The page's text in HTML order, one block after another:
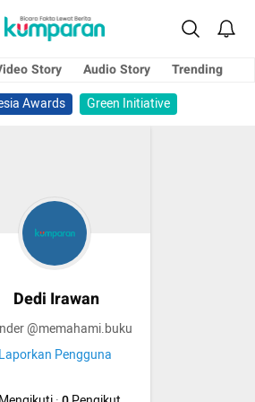
Story Audio Story
Trending
Awards
Green Initiative
Dedi Irawan
@memahami.buku
Laporkan Pengguna